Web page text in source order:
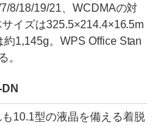
8/18/19/21、WCDMAの対
イズは325.5×214.4×16.5m
1,145g。WPS Office Stan
。
10.1型の液晶を備える着脱